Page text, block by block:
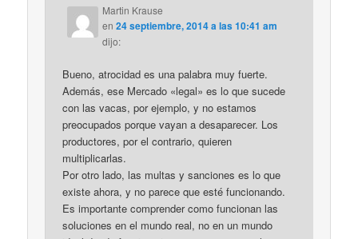
Martin Krause
en24 septiembre, 2014 a las 10:41 am
dijo:
Bueno, atrocidad es una palabra muy fuerte.
Además, ese Mercado «legal» es lo que sucede
con las vacas, por ejemplo, y no estamos
preocupados porque vayan a desaparecer. Los
productores, por el contrario, quieren
multiplicarlas.
Por otro lado, las multas y sanciones es lo que
existe ahora, y no parece que esté funcionando.
Es importante comprender como funcionan las
soluciones en el mundo real, no en un mundo